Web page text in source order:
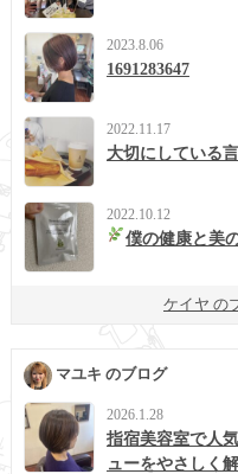
2023.8.06
1691283647
2022.11.17
大切にしている
2022.10.12
僕の健康と美
ケイヤ の
マユキ のブログ
2026.1.28
指宿美容室で人
ューをやさしく